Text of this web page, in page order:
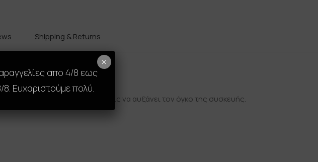
Shipping & Returns
μοναδικό, premium design.
από γρατζουνιές, χωρίς να αυξάνει τον όγκο της συσκευής.
απο 4/8 εως
Ευχαριστούμε πολύ.
×